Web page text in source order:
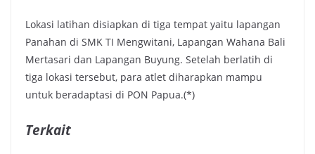
Lokasi latihan disiapkan di tiga tempat yaitu lapangan
Panahan di SMK TI Mengwitani, Lapangan Wahana Bali
Mertasari dan Lapangan Buyung. Setelah berlatih di
tiga lokasi tersebut, para atlet diharapkan mampu
untuk beradaptasi di PON Papua.(*)
Terkait